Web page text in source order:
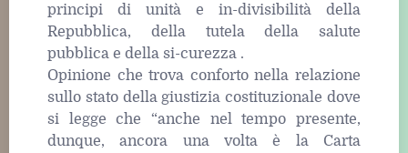
principi di unità e in-divisibilità della
Repubblica, della tutela della salute
pubblica e della si-curezza .
Opinione che trova conforto nella relazione
sullo stato della giustizia costituzionale dove
si legge che “anche nel tempo presente,
dunque, ancora una volta è la Carta